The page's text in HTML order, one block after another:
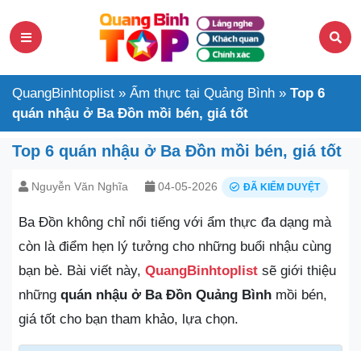
QuangBinhtoplist » Ẩm thực tại Quảng Bình » Top 6
quán nhậu ở Ba Đồn mồi bén, giá tốt
Top 6 quán nhậu ở Ba Đồn mồi bén, giá tốt
Nguyễn Văn Nghĩa 04-05-2026 ĐÃ KIỂM DUYỆT
Ba Đồn không chỉ nổi tiếng với ẩm thực đa dạng mà
còn là điểm hẹn lý tưởng cho những buổi nhậu cùng
bạn bè. Bài viết này, QuangBinhtoplist sẽ giới thiệu
những quán nhậu ở Ba Đồn Quảng Bình mồi bén,
giá tốt cho bạn tham khảo, lựa chọn.